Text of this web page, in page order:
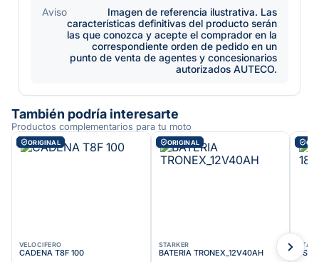
Aviso
Imagen de referencia ilustrativa. Las
características definitivas del producto serán
las que conozca y acepte el comprador en la
correspondiente orden de pedido en un
punto de venta de agentes y concesionarios
autorizados AUTECO.
También podría interesarte
Productos complementarios para tu moto
ORIGINAL
VELOCIFERO
CADENA T8F 100
ORIGINAL
STARKER
BATERIA TRONEX_12V40AH